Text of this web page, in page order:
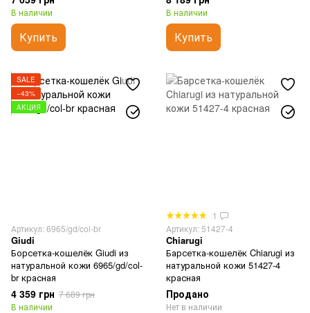
В наличии
Купить
В наличии
Купить
SALE
−43%
АКЦИЯ
Артикул: 6965/gd/col-br
Giudi
Борсетка-кошелёк Giudi из
натуральной кожи 6965/gd/col-
br красная
4 359 грн 7 689 грн
В наличии
1
Артикул: 51427-4
Chiarugi
Барсетка-кошелёк Chiarugi из
натуральной кожи 51427-4
красная
Продано
Нет в наличии